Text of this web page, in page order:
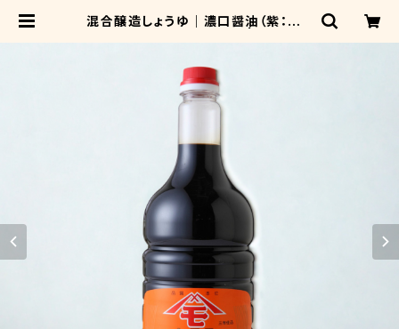
混合醸造しょうゆ｜濃口醤油（紫：むら